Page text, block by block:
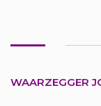
WAARZEGGER